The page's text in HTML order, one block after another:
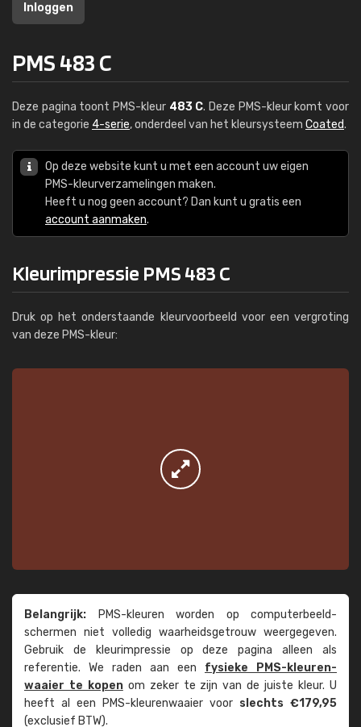
Inloggen
PMS 483 C
Deze pagina toont PMS-kleur 483 C. Deze PMS-kleur komt voor
in de categorie 4-serie, onderdeel van het kleursysteem Coated.
Op deze website kunt u met een account uw eigen
PMS-kleurverzamelingen maken.
Heeft u nog geen account? Dan kunt u gratis een
account aanmaken.
Kleurimpressie PMS 483 C
Druk op het onderstaande kleurvoorbeeld voor een vergroting
van deze PMS-kleur:
Belangrijk: PMS-kleuren worden op computer­beeld­
schermen niet volledig waarheids­­getrouw weer­gegeven.
Gebruik de kleur­impressie op deze pagina alleen als
referentie. We raden aan een fysieke PMS-kleuren­
waaier te kopenom zeker te zijn van de juiste kleur. U
heeft al een PMS-kleuren­waaier voor slechts €179,95
(exclusief BTW).